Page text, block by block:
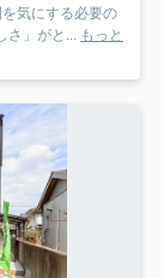
気にする必要の
さ」がと... もっと